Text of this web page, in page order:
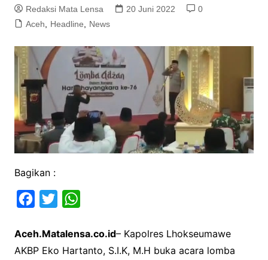
Redaksi Mata Lensa 20 Juni 2022
0
Aceh
Headline News
Bagikan :
c
e
i
t
a
t
Aceh.Matalensa.co.id– Kapolres Lhokseumawe
AKBP Eko Hartanto, S.I.K, M.H buka acara lomba